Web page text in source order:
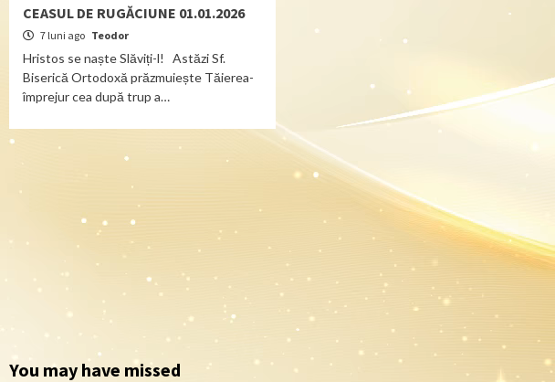
CEASUL DE RUGĂCIUNE 01.01.2026
7 luni ago Teodor
Hristos se naște Slăviți-l! Astăzi Sf.
Biserică Ortodoxă prăzmuiește Tăierea-
împrejur cea după trup a…
You may have missed